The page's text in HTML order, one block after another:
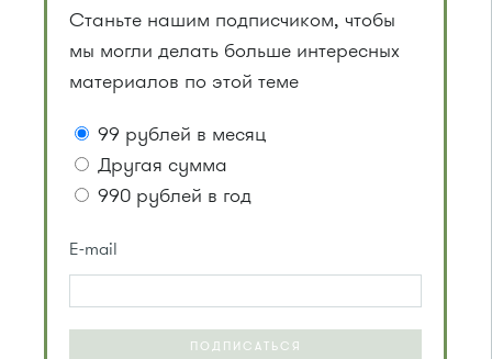
Станьте нашим подписчиком, чтобы
мы могли делать больше интересных
материалов по этой теме
99 рублей в месяц
Другая сумма
990 рублей в год
E-mail
ПОДПИСАТЬСЯ